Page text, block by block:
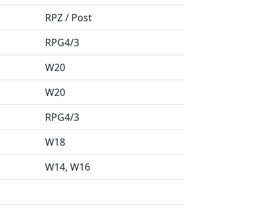
RPZ / Post
RPG4/3
W20
W20
RPG4/3
W18
W14 W16